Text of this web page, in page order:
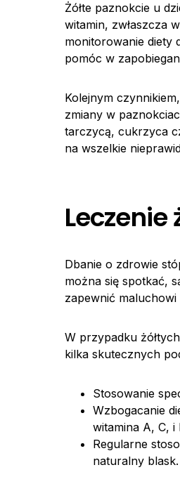
Żółte paznokcie u
witamin, zwłaszcza
monitorowanie diety
pomóc w
Kolejnym
zmiany w
tarczycą, cukrzyca
na wszelkie
Leczenie
Dbanie o zdrowie
można się spotkać,
zapewnić
W przypadku
kilka skutecznych
Stosowanie
Wzbogacanie
witamina A, C, i
Regularne
naturalny blask.